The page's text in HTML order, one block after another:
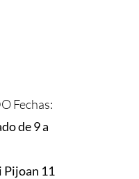
Fechas:
de 9 a
Pijoan 11